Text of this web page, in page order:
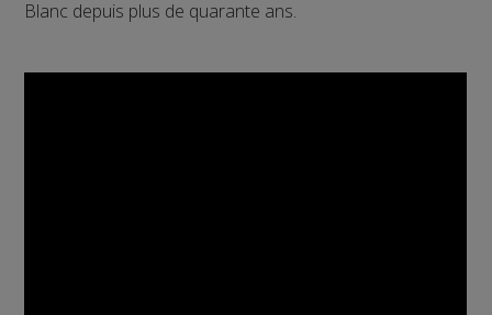
Blanc depuis plus de quarante ans.